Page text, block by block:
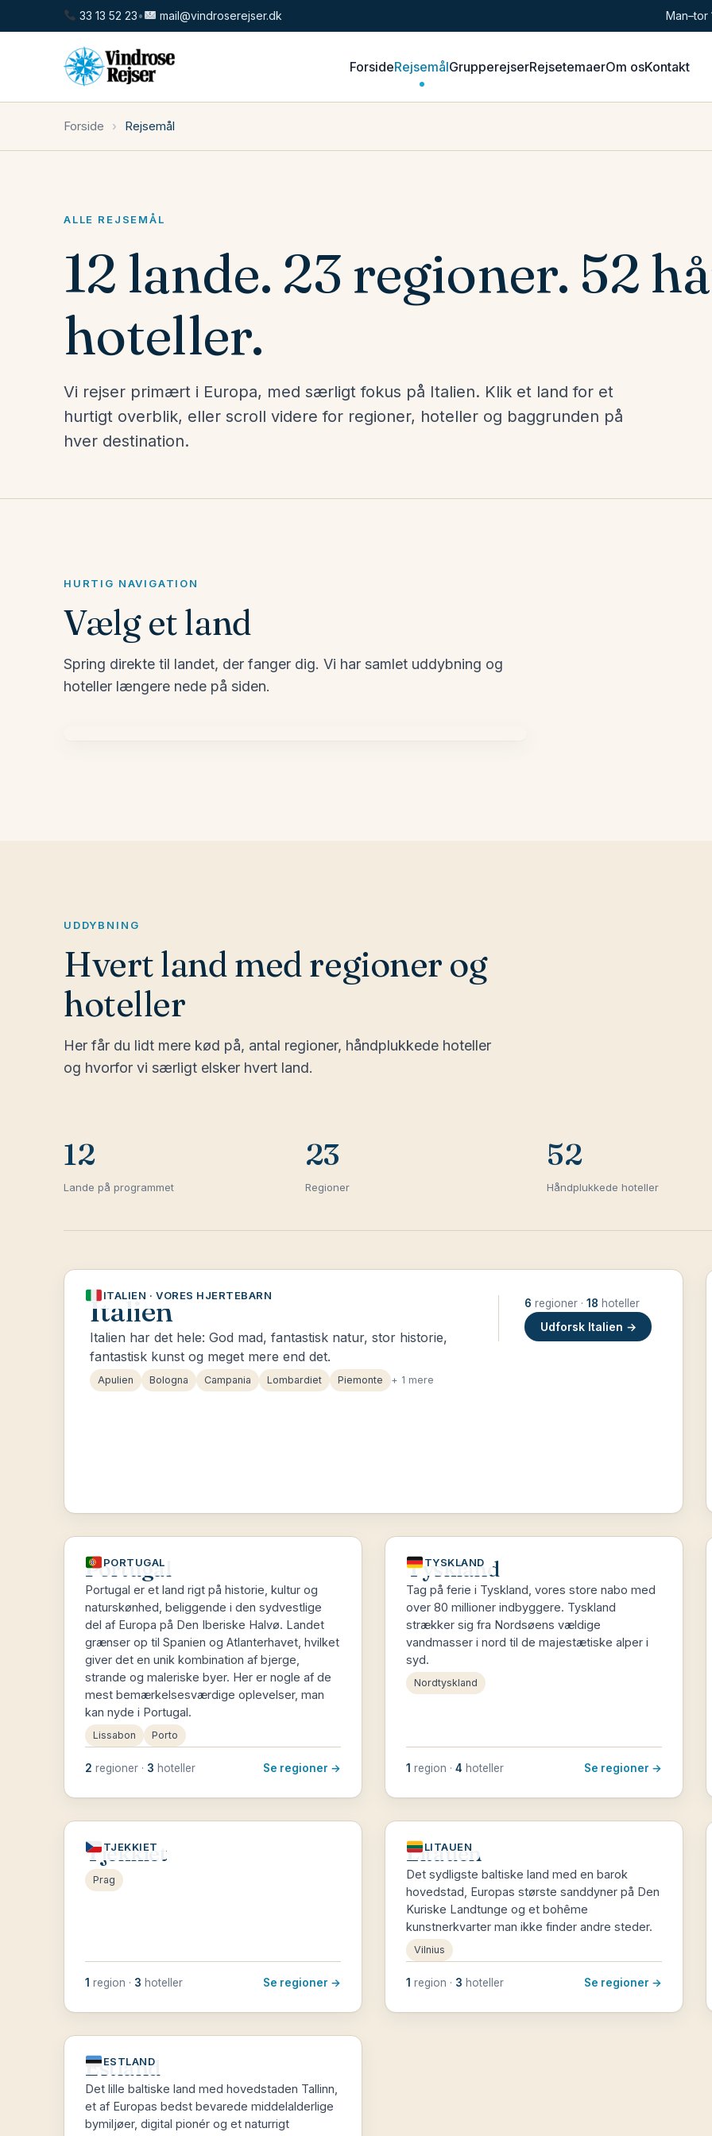
33 13 52 23• mail@vindroserejser.dk Man–tor
ForsideRejsemålGrupperejserRejsetemaerOm osKontakt
Forside › Rejsemål
ALLE REJSEMÅL
12 lande. 23 regioner. 52
hoteller.
Vi rejser primært i Europa, med særligt fokus på Italien. Klik et land for et
hurtigt overblik, eller scroll videre for regioner, hoteller og baggrunden på
hver destination.
HURTIG NAVIGATION
Vælg et land
Spring direkte til landet, der fanger dig. Vi har samlet uddybning og
hoteller længere nede på siden.
Italien
UDDYBNING
Hvert land med regioner og
hoteller
Her får du lidt mere kød på, antal regioner, håndplukkede hoteller
og hvorfor vi særligt elsker hvert land.
12
Lande på programmet
23
Regioner
52
Håndplukkede hoteller
ITALIEN · VORES HJERTEBARN
Italien
Italien har det hele: God mad, fantastisk natur, stor historie,
fantastisk kunst og meget mere end det.
Apulien Bologna Campania Lombardiet Piemonte + 1 mere
6 regioner · 18 hoteller
Udforsk Italien →
PORTUGAL
Portugal
Portugal er et land rigt på historie, kultur og
naturskønhed, beliggende i den sydvestlige
del af Europa på Den Iberiske Halvø. Landet
grænser op til Spanien og Atlanterhavet, hvilket
giver det en unik kombination af bjerge,
strande og maleriske byer. Her er nogle af de
mest bemærkelsesværdige oplevelser, man
kan nyde i Portugal.
Lissabon Porto
2 regioner · 3 hoteller Se regioner →
TYSKLAND
Tyskland
Tag på ferie i Tyskland, vores store nabo med
over 80 millioner indbyggere. Tyskland
strækker sig fra Nordsøens vældige
vandmasser i nord til de majestætiske alper i
syd.
Nordtyskland
1 region · 4 hoteller Se regioner →
TJEKKIET
Tjekkiet
Prag
1 region · 3 hoteller Se regioner →
LITAUEN
Litauen
Det sydligste baltiske land med en barok
hovedstad, Europas største sanddyner på Den
Kuriske Landtunge og et bohême
kunstnerkvarter man ikke finder andre steder.
Vilnius
1 region · 3 hoteller Se regioner →
ESTLAND
Estland
Det lille baltiske land med hovedstaden Tallinn,
et af Europas bedst bevarede middelalderlige
bymiljøer, digital pionér og et naturrigt